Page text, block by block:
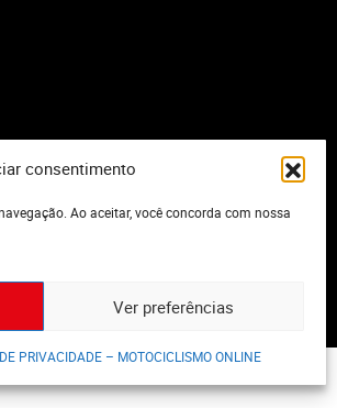
consentimento
Ao aceitar, você concorda com nossa
Ver preferências
PRIVACIDADE – MOTOCICLISMO ONLINE